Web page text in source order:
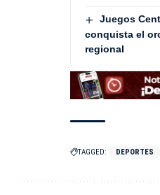
Juegos
conquista el
regional
TAGGED: DEPORTES